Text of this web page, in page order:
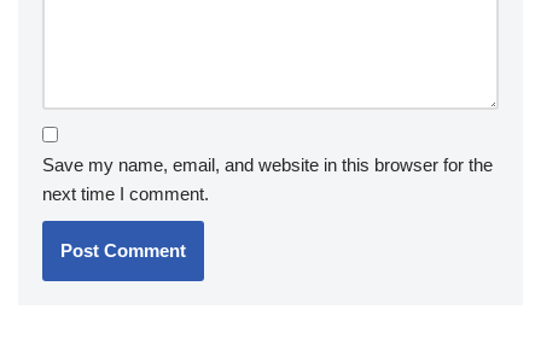
Save my name, email, and website in this browser for the
next time I comment.